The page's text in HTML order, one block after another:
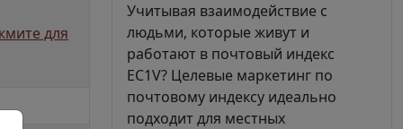
для
Учитывая взаимодействие с
людьми, которые живут и
работают в почтовый индекс
EC1V? Целевые маркетинг по
почтовому индексу идеально
подходит для местных